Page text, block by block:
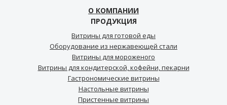
О КОМПАНИИ
ПРОДУКЦИЯ
Витрины для готовой еды
Оборудование из нержавеющей стали
Витрины для мороженого
Витрины для кондитерской, кофейни, пекарни
Гастрономические витрины
Настольные витрины
Пристенные витрины